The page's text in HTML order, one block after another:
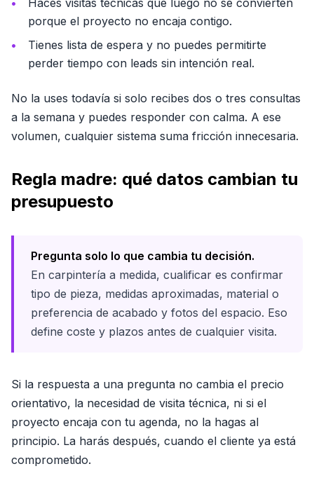
Haces visitas técnicas que luego no se convierten
porque el proyecto no encaja contigo.
Tienes lista de espera y no puedes permitirte
perder tiempo con leads sin intención real.
No la uses todavía si solo recibes dos o tres consultas
a la semana y puedes responder con calma. A ese
volumen, cualquier sistema suma fricción innecesaria.
Regla madre: qué datos cambian tu
presupuesto
Pregunta solo lo que cambia tu decisión.
En carpintería a medida, cualificar es confirmar
tipo de pieza, medidas aproximadas, material o
preferencia de acabado y fotos del espacio. Eso
define coste y plazos antes de cualquier visita.
Si la respuesta a una pregunta no cambia el precio
orientativo, la necesidad de visita técnica, ni si el
proyecto encaja con tu agenda, no la hagas al
principio. La harás después, cuando el cliente ya está
comprometido.